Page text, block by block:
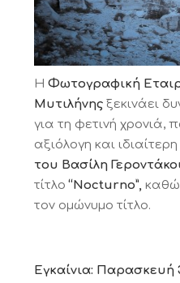
Η Φωτογραφική
Μυτιλήνηςξεκινάει
για τη φετινή χρονιά,
αξιόλογη και ιδιαίτερη
του Βασίλη
τίτλο “Nocturno”,
τον ομώνυμο τίτλο.
Εγκαίνια: Παρασκευή